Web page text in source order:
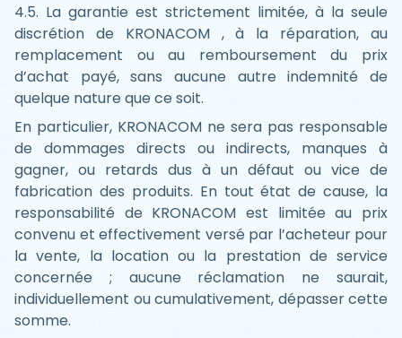
4.5. La garantie est strictement limitée, à la seule
discrétion de KRONACOM , à la réparation, au
remplacement ou au remboursement du prix
d’achat payé, sans aucune autre indemnité de
quelque nature que ce soit.
En particulier, KRONACOM ne sera pas responsable
de dommages directs ou indirects, manques à
gagner, ou retards dus à un défaut ou vice de
fabrication des produits. En tout état de cause, la
responsabilité de KRONACOM est limitée au prix
convenu et effectivement versé par l’acheteur pour
la vente, la location ou la prestation de service
concernée ; aucune réclamation ne saurait,
individuellement ou cumulativement, dépasser cette
somme.